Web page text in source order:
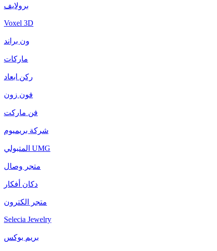
برولايف
Voxel 3D
ون براند
ماركات
ركن ابعاد
فون زون
فن ماركت
شركة بريميوم
المتبولي UMG
متجر وصال
دكان أفكار
متجر الكترون
Selecia Jewelry
بريم بوكس